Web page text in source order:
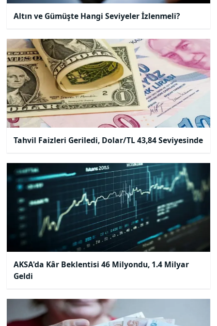
Altın ve Gümüşte Hangi Seviyeler İzlenmeli?
Tahvil Faizleri Geriledi, Dolar/TL 43,84 Seviyesinde
AKSA'da Kâr Beklentisi 46 Milyondu, 1.4 Milyar
Geldi